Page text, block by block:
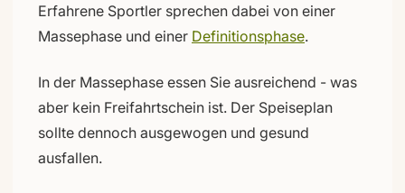
Erfahrene Sportler sprechen dabei von einer
Massephase und einer Definitionsphase.
In der Massephase essen Sie ausreichend - was
aber kein Freifahrtschein ist. Der Speiseplan
sollte dennoch ausgewogen und gesund
ausfallen.